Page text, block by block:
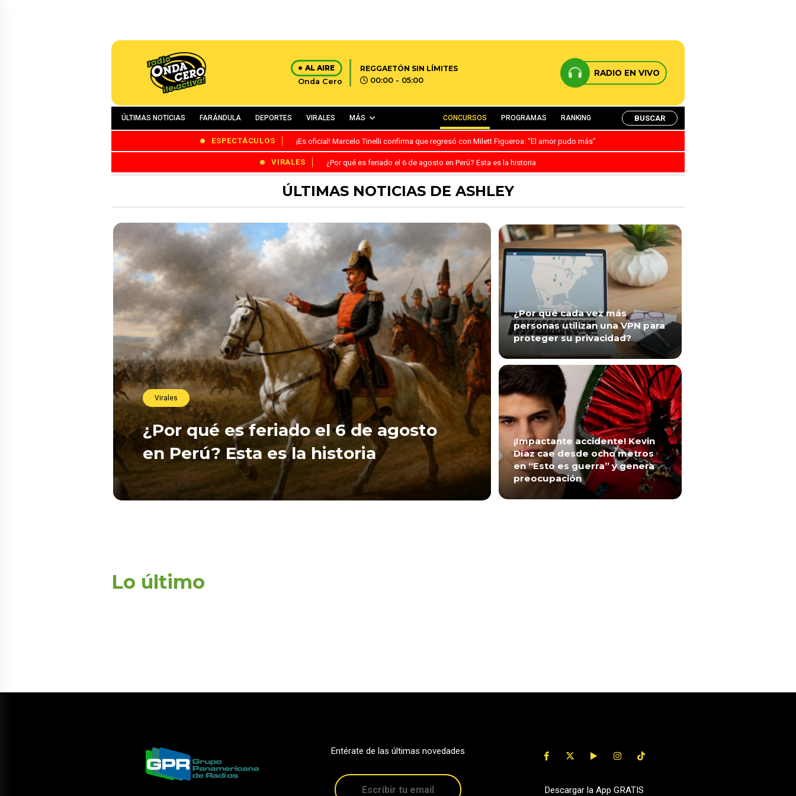
AL AIRE
Onda Cero
REGGAETÓN SIN LÍMITES
00:00 - 05:00
RADIO EN VIVO
ÚLTIMAS NOTICIAS FARÁNDULA DEPORTES VIRALES MÁS CONCURSOS PROGRAMAS RANKING BUSCAR
ESPECTÁCULOS ¡Es oficial! Marcelo Tinelli confirma que regresó con Milett Figueroa: “El amor pudo más”
VIRALES ¿Por qué es feriado el 6 de agosto en Perú? Esta es la historia
ÚLTIMAS NOTICIAS DE ASHLEY
Virales
¿Por qué es feriado el 6 de agosto
en Perú? Esta es la historia
¿Por qué cada vez más
personas utilizan una VPN para
proteger su privacidad?
¡Impactante accidente! Kevin
Díaz cae desde ocho metros
en “Esto es guerra” y genera
preocupación
Lo último
Entérate de las últimas novedades
Descargar la App GRATIS